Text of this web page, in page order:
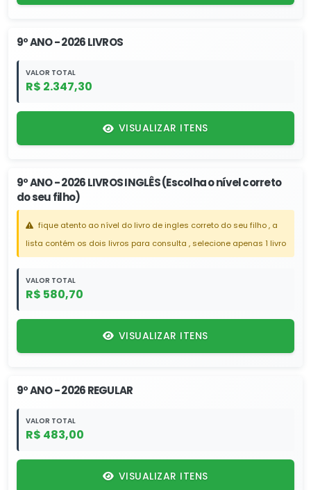
9º ANO - 2026 LIVROS
VALOR TOTAL
R$ 2.347,30
VISUALIZAR ITENS
9º ANO - 2026 LIVROS INGLÊS (Escolha o nível correto
do seu filho)
fique atento ao nível do livro de ingles correto do seu filho , a
lista contém os dois livros para consulta , selecione apenas 1 livro
VALOR TOTAL
R$ 580,70
VISUALIZAR ITENS
9º ANO - 2026 REGULAR
VALOR TOTAL
R$ 483,00
VISUALIZAR ITENS